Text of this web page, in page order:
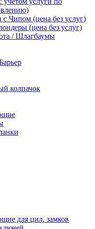
Чипом (цена без услуг)
(цена без услуг)
/ Шлагбаумы
колпачок
для цил. замков